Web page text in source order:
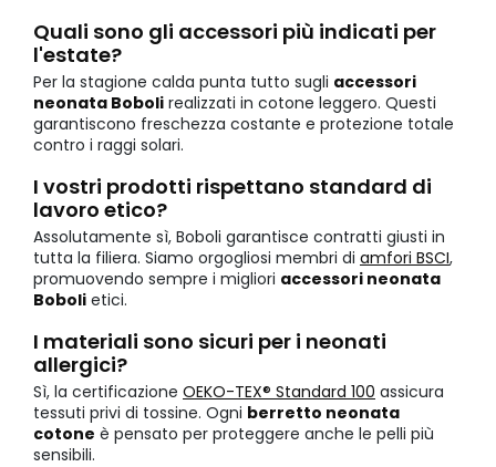
Quali sono gli accessori più indicati per
l'estate?
Per la stagione calda punta tutto sugli accessori
neonata Boboli realizzati in cotone leggero. Questi
garantiscono freschezza costante e protezione totale
contro i raggi solari.
I vostri prodotti rispettano standard di
lavoro etico?
Assolutamente sì, Boboli garantisce contratti giusti in
tutta la filiera. Siamo orgogliosi membri di amfori BSCI,
promuovendo sempre i migliori accessori neonata
Boboli etici.
I materiali sono sicuri per i neonati
allergici?
Sì, la certificazione OEKO-TEX® Standard 100 assicura
tessuti privi di tossine. Ogni berretto neonata
cotone è pensato per proteggere anche le pelli più
sensibili.